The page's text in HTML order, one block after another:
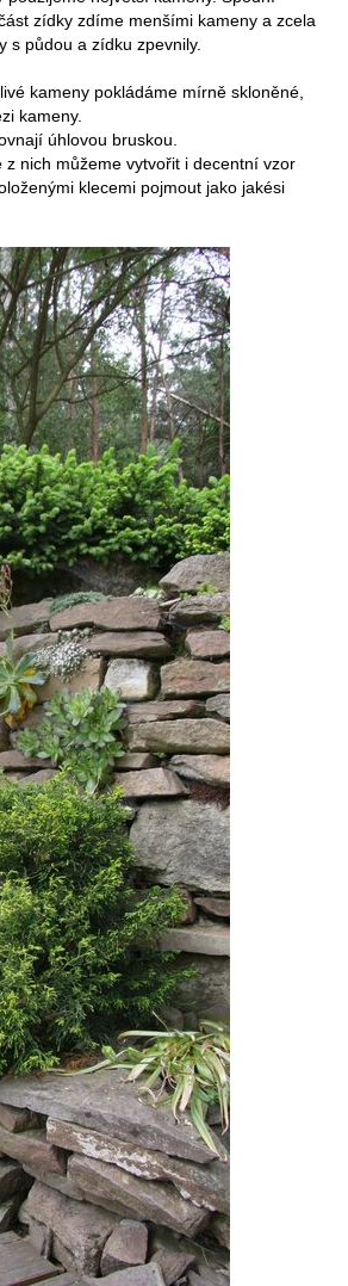
zídky zdíme menšími kameny a zcela
s půdou a zídku zpevnily.
kameny pokládáme mírně skloněné,
kameny.
úhlovou bruskou.
nich můžeme vytvořit i decentní vzor
klecemi pojmout jako jakési